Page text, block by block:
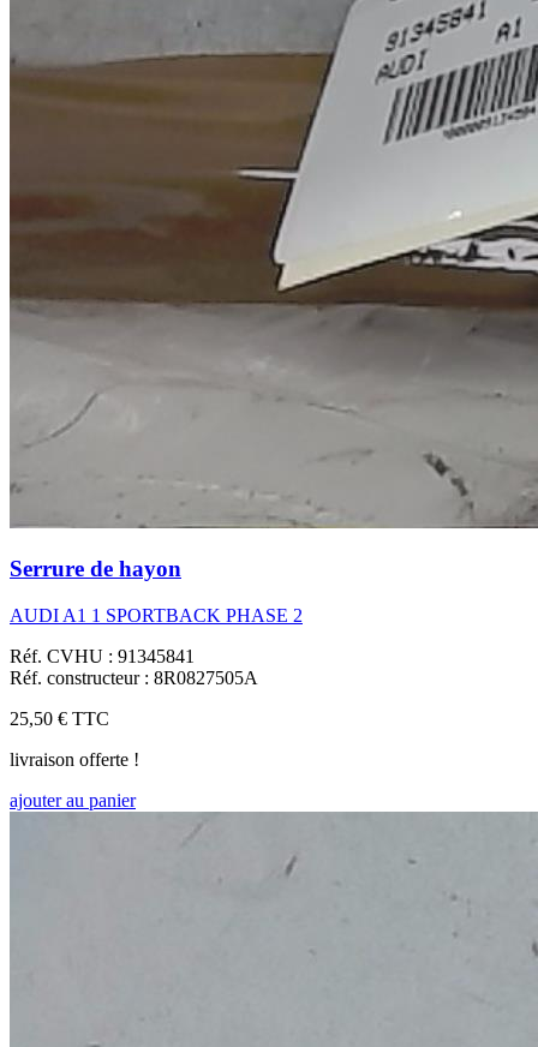
Serrure de hayon
AUDI A1 1 SPORTBACK PHASE 2
Réf. CVHU : 91345841
Réf. constructeur : 8R0827505A
25,50 € TTC
livraison offerte !
ajouter au panier